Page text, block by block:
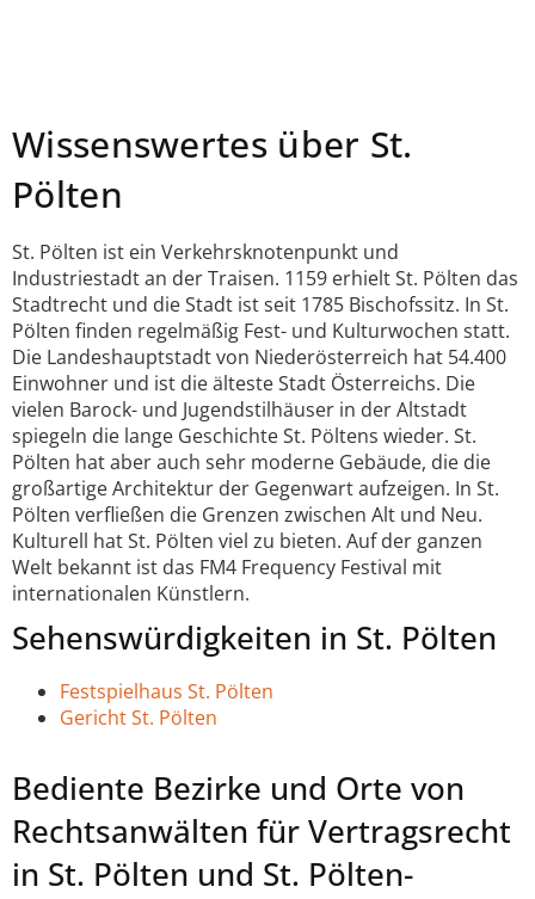
Wissenswertes über St.
Pölten
St. Pölten ist ein Verkehrsknotenpunkt und
Industriestadt an der Traisen. 1159 erhielt St. Pölten das
Stadtrecht und die Stadt ist seit 1785 Bischofssitz. In St.
Pölten finden regelmäßig Fest- und Kulturwochen statt.
Die Landeshauptstadt von Niederösterreich hat 54.400
Einwohner und ist die älteste Stadt Österreichs. Die
vielen Barock- und Jugendstilhäuser in der Altstadt
spiegeln die lange Geschichte St. Pöltens wieder. St.
Pölten hat aber auch sehr moderne Gebäude, die die
großartige Architektur der Gegenwart aufzeigen. In St.
Pölten verfließen die Grenzen zwischen Alt und Neu.
Kulturell hat St. Pölten viel zu bieten. Auf der ganzen
Welt bekannt ist das FM4 Frequency Festival mit
internationalen Künstlern.
Sehenswürdigkeiten in St. Pölten
Festspielhaus St. Pölten
Gericht St. Pölten
Bediente Bezirke und Orte von
Rechtsanwälten für Vertragsrecht
in St. Pölten und St. Pölten-